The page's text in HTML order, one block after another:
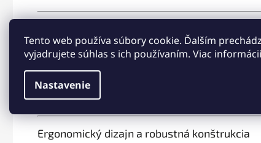
Tento web používa súbory cookie. Ďalším
vyjadrujete súhlas s ich používaním. Viac
Nastavenie
Ďalekohľad Luxun je vybavenýoptickými hranolmi
vysokou kvalitou prenosu svetla a ostrosťou obrazu. V
viacnásobnými antireflexnými vrstvami FMC (Fully
optických členoch získaš obraz bez odleskov, s
aberácií.
Ergonomický dizajn a robustná konštrukcia